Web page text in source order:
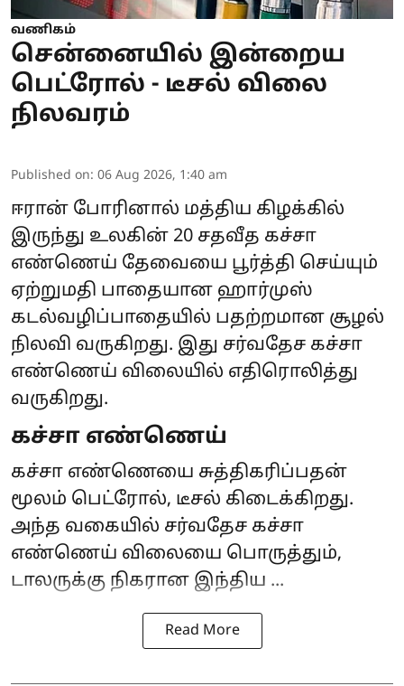
வணிகம்
சென்னையில் இன்றைய
பெட்ரோல் - டீசல் விலை
நிலவரம்
Published on: 06 Aug 2026, 1:40 am
ஈரான் போரினால் மத்திய கிழக்கில்
இருந்து உலகின் 20 சதவீத கச்சா
எண்ணெய் தேவையை பூர்த்தி செய்யும்
ஏற்றுமதி பாதையான ஹார்முஸ்
கடல்வழிப்பாதையில் பதற்றமான சூழல்
நிலவி வருகிறது. இது சர்வதேச கச்சா
எண்ணெய் விலையில் எதிரொலித்து
வருகிறது.
கச்சா எண்ணெய்
கச்சா எண்ணெயை சுத்திகரிப்பதன்
மூலம் பெட்ரோல், டீசல் கிடைக்கிறது.
அந்த வகையில் சர்வதேச கச்சா
எண்ணெய் விலையை பொருத்தும்,
டாலருக்கு நிகரான இந்திய ...
Read More